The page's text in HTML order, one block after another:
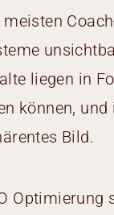
meisten
liegen in
können,
Bild.
Optimierung